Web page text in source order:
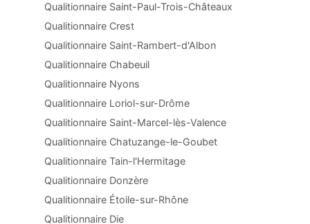
Qualitionnaire Saint-Paul-Trois-Châteaux
Qualitionnaire Crest
Qualitionnaire Saint-Rambert-d'Albon
Qualitionnaire Chabeuil
Qualitionnaire Nyons
Qualitionnaire Loriol-sur-Drôme
Qualitionnaire Saint-Marcel-lès-Valence
Qualitionnaire Chatuzange-le-Goubet
Qualitionnaire Tain-l'Hermitage
Qualitionnaire Donzère
Qualitionnaire Étoile-sur-Rhône
Qualitionnaire Die